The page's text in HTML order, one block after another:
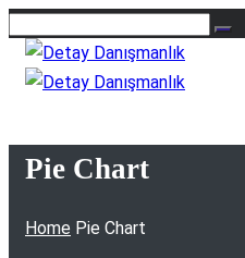
Pie Chart
Home Pie Chart